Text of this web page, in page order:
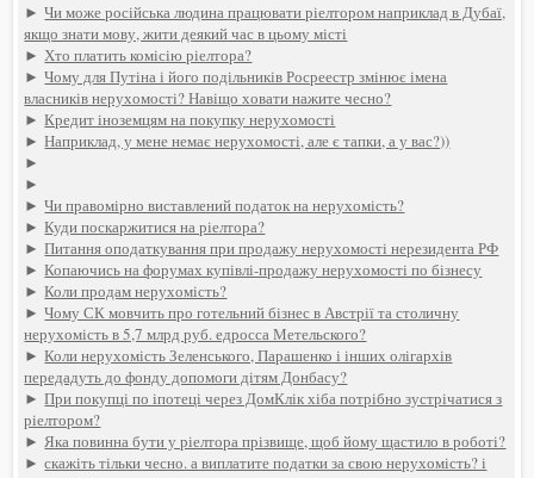
►Чи може російська людина працювати ріелтором наприклад в Дубаї,
якщо знати мову, жити деякий час в цьому місті
►Хто платить комісію ріелтора?
►Чому для Путіна і його подільників Росреестр змінює імена
власників нерухомості? Навіщо ховати нажите чесно?
►Кредит іноземцям на покупку нерухомості
►Наприклад, у мене немає нерухомості, але є тапки, а у вас?))
►
►
►Чи правомірно виставлений податок на нерухомість?
►Куди поскаржитися на ріелтора?
►Питання оподаткування при продажу нерухомості нерезидента РФ
►Копаючись на форумах купівлі-продажу нерухомості по бізнесу
►Коли продам нерухомість?
►Чому СК мовчить про готельний бізнес в Австрії та столичну
нерухомість в 5,7 млрд руб. едросса Метельского?
►Коли нерухомість Зеленського, Парашенко і інших олігархів
передадуть до фонду допомоги дітям Донбасу?
►При покупці по іпотеці через ДомКлік хіба потрібно зустрічатися з
ріелтором?
►Яка повинна бути у ріелтора прізвище, щоб йому щастило в роботі?
►скажіть тільки чесно. а виплатите податки за свою нерухомість? і